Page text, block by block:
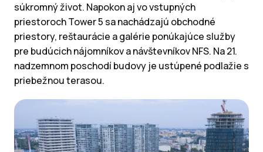
súkromný život. Napokon aj vo vstupných
priestoroch Tower 5 sa nachádzajú obchodné
priestory, reštaurácie a galérie ponúkajúce služby
pre budúcich nájomníkov a návštevníkov NFS. Na 21.
nadzemnom poschodí budovy je ustúpené podlažie s
priebežnou terasou.